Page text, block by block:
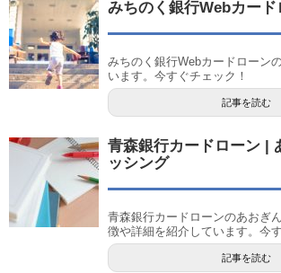
みちのく銀行Webカー
みちのく銀行Webカードローン
います。今すぐチェック！
記事を読む
青森銀行カードローン |
ッシング
青森銀行カードローンのあおぎ
徴や詳細を紹介しています。今
記事を読む